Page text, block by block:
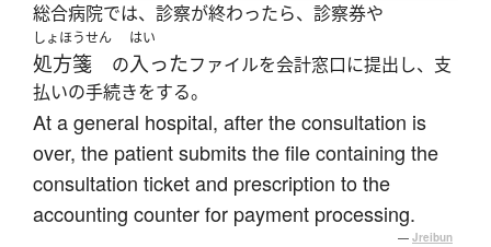
総合病院では、診察が終わったら、診察券や
しょほうせん
処方箋 の
はい
入ったファイルを会計窓口に提出し、支
払いの手続きをする。
At a general hospital, after the consultation is
over, the patient submits the file containing the
consultation ticket and prescription to the
accounting counter for payment processing.
— Jreibun